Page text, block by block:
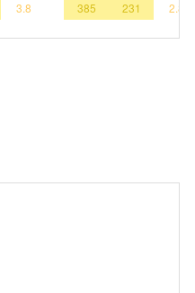
3.8 385 231 2.8